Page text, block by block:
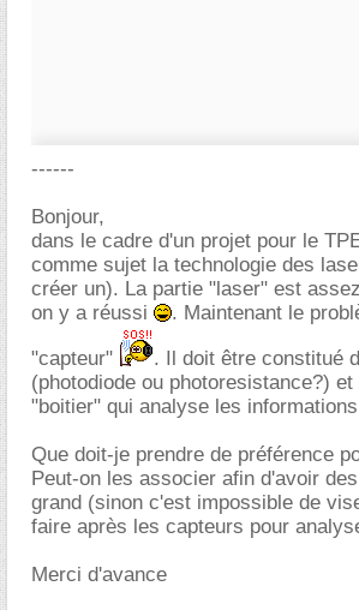
------
Bonjour,
dans le cadre d'un projet pour le
comme sujet la technologie des
créer un). La partie "laser" est
on y a réussi
. Maintenant le
"capteur"
. Il doit être constitué
(photodiode ou photoresistance?)
"boitier" qui analyse les
Que doit-je prendre de préférence
Peut-on les associer afin d'avoir
grand (sinon c'est impossible de
faire après les capteurs pour
Merci d'avance